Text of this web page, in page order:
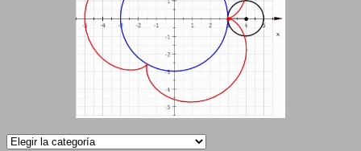
Categorías